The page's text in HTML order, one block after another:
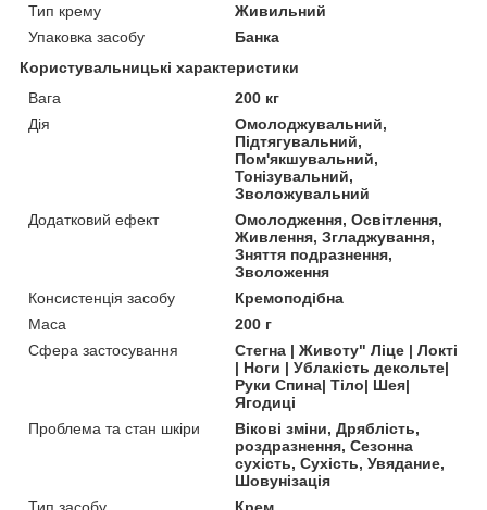
Тип крему
Живильний
Упаковка засобу
Банка
Користувальницькі характеристики
Вага
200 кг
Дія
Омолоджувальний,
Підтягувальний,
Пом'якшувальний,
Тонізувальний,
Зволожувальний
Додатковий ефект
Омолодження, Освітлення,
Живлення, Згладжування,
Зняття подразнення,
Зволоження
Консистенція засобу
Кремоподібна
Маса
200 г
Сфера застосування
Стегна | Животу" Ліце | Локті
| Ноги | Ублакість декольте|
Руки Cпина| Тіло| Шея|
Ягодиці
Проблема та стан шкіри
Вікові зміни, Дряблість,
роздразнення, Сезонна
сухість, Сухість, Увядание,
Шовунізація
Тип засобу
Крем